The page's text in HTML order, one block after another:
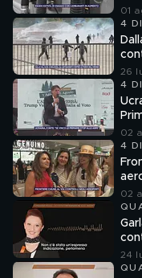
01
4
26
4
02
4
02
24